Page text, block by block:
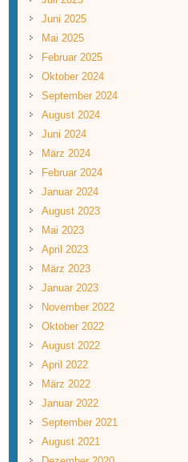
Juni 2025
Mai 2025
Februar 2025
Oktober 2024
September 2024
August 2024
Juni 2024
März 2024
Februar 2024
Januar 2024
August 2023
Mai 2023
April 2023
März 2023
Januar 2023
November 2022
Oktober 2022
August 2022
April 2022
März 2022
Januar 2022
September 2021
August 2021